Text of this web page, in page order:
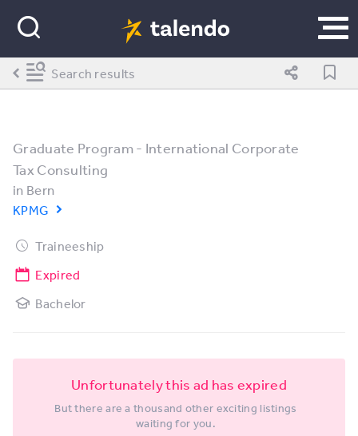
Graduate Program - International Corporate
Tax Consulting
in Bern
KPMG
Traineeship
Expired
Bachelor
Unfortunately this ad has expired
But there are a thousand other exciting listings
waiting for you.
Search results